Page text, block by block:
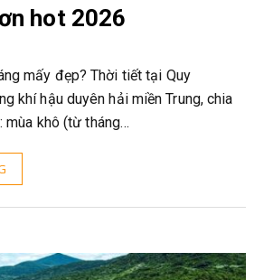
hot 2026
mấy đẹp? Thời tiết tại Quy
khí hậu duyên hải miền Trung, chia
mùa khô (từ tháng…